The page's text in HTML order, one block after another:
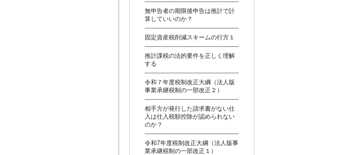
無申告者の期限後申告は推計で計
算していいのか？
固定資産税削減スキームの行方１
推計課税の法的要件を正しく理解
する
令和７年度税制改正大綱（法人版
事業承継税制の一部改正２）
相手方が発行した請求書がない仕
入は仕入税額控除が認められない
のか？
令和7年度税制改正大綱（法人版事
業承継税制の一部改正１）